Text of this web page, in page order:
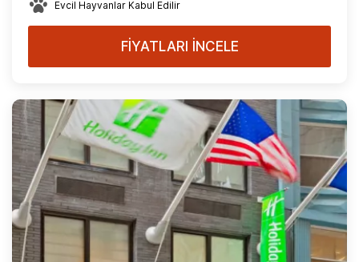
Evcil Hayvanlar Kabul Edilir
FİYATLARI İNCELE